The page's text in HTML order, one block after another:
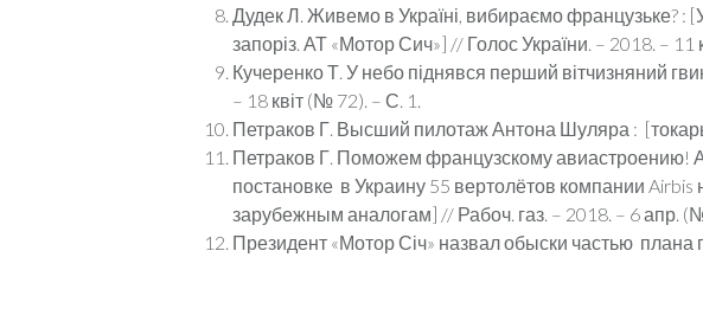
Дудек Л. Живемо в Україні, вибираємо французьке? :
запоріз. АТ «Мотор Сич»] // Голос України. – 2018. – 11
Кучеренко Т. У небо піднявся перший вітчизняний
– 18 квіт (№ 72). – С. 1.
Петраков Г. Высший пилотаж Антона Шуляра :
Петраков Г. Поможем французскому авиастроению!
постановке в Украину 55 вертолётов компании
зарубежным аналогам] // Рабоч. газ. – 2018. – 6 апр.
Президент «Мотор Січ» назвал обыски частью плана